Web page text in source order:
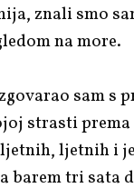
znali smo
na more.
sam s
strasti
ljetnih i
barem tri sata